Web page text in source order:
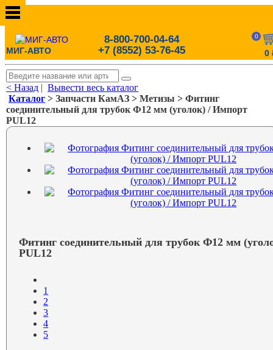
МИГ-АВТО
8-800-700-04-64
+7 (8552) 53-76-45
0
0
< Назад |Вывести весь каталог
Каталог > Запчасти КамАЗ > Метизы > Фитинг
соединительный для трубок Ф12 мм (уголок) / Импорт
PUL12
Фитинг соединительный для трубок Ф12 мм
PUL12
1
2
3
4
5